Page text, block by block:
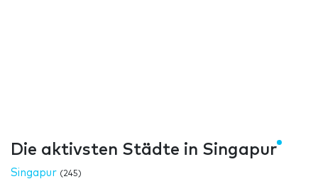
Die aktivsten Städte in Singapur
Singapur (245)